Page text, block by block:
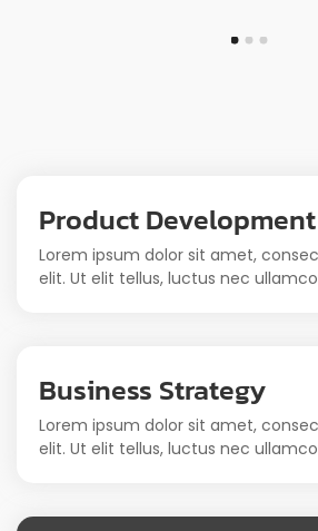
Product Development
Lorem ipsum dolor sit amet,
elit. Ut elit tellus, luctus nec
Business Strategy
Lorem ipsum dolor sit amet,
elit. Ut elit tellus, luctus nec